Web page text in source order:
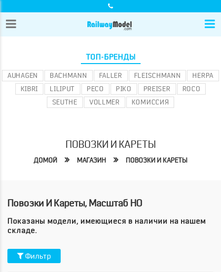
ТОП-БРЕНДЫ
AUHAGEN BACHMANN FALLER FLEISCHMANN
HERPA
KIBRI
LILIPUT PECO PIKO PREISER
ROCO
SEUTHE
VOLLMER КОМИССИЯ
ПОВОЗКИ И КАРЕТЫ
ДОМОЙ МАГАЗИН ПОВОЗКИ И КАРЕТЫ
Повозки И Кареты, Масштаб HO
Показаны модели, имеющиеся в наличии на нашем
складе.
Фильтр